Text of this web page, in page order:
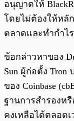
อนุญาตให้
โดยไม่ต้องให้หลั
ตลาดและทำกำไ
ข้อกล่าวหาของ
Sun ผู้ก่อตั้ง
ของ Coinbase
ฐานการสำรองห
คงเหลือได้ตลอดเ